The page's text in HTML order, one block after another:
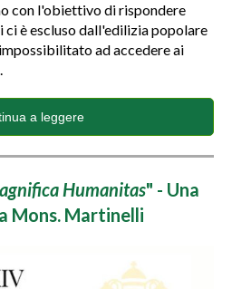
con l'obiettivo di rispondere
è escluso dall'edilizia popolare
ad accedere ai
a leggere
Humanitas" - Una
Mons. Martinelli